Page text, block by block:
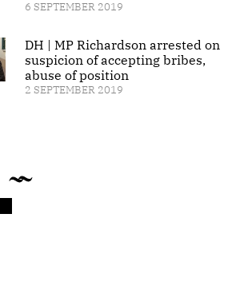
6 SEPTEMBER 2019
DH | MP Richardson arrested on
suspicion of accepting bribes,
abuse of position
2 SEPTEMBER 2019